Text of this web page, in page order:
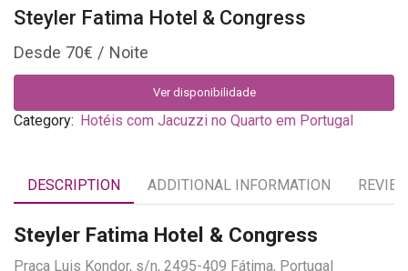
Steyler Fatima Hotel & Congress
70€
Ver disponibilidade
Category: Hotéis com Jacuzzi no Quarto em Portugal
DESCRIPTION ADDITIONAL INFORMATION
Steyler Fatima Hotel & Congress
Praça Luis Kondor, s/n, 2495-409 Fátima, Portugal